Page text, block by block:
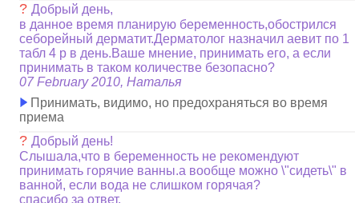
?Добрый день,
в данное время планирую беременность,обострился
себорейный дерматит.Дерматолог назначил аевит по 1
табл 4 р в день.Ваше мнение, принимать его, а если
принимать в таком количестве безопасно?
07 February 2010, Наталья
Принимать, видимо, но предохраняться во время
приема
?Добрый день!
Слышала,что в беременность не рекомендуют
принимать горячие ванны.а вообще можно \"сидеть\" в
ванной, если вода не слишком горячая?
спасибо за ответ.